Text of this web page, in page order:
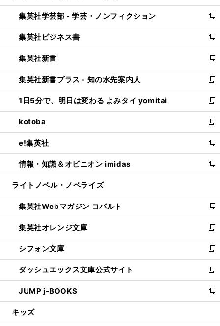
開
く
ウ
で
開
く
ン
ド
ウ
で
開
く
ウ
ィ
ン
ド
ウ
で
開
く
集英社学芸部 - 学芸・ノンフィクション
新
し
い
ウ
ィ
ン
ド
ウ
で
開
く
集英社ビジネス書
新
し
い
ウ
ィ
ン
ド
ウ
で
開
く
集英社新書
新
し
い
ウ
ィ
ン
ド
ウ
で
開
く
集英社新書プラス - 知の水先案内人
新
し
い
ウ
ィ
ン
ド
ウ
で
開
1日5分で、明日は変わる よみタイ yomitai
新
し
い
ウ
ィ
ン
ド
ウ
開
く
kotoba
新
し
い
ウ
ィ
ン
ウ
で
開
く
e!集英社
新
し
い
ウ
ン
ド
ウ
で
開
く
情報・知識＆オピニオン imidas
新
し
ウ
ィ
ン
ド
ウ
で
開
く
ライトノベル・ノベライズ
集英社Webマガジン コバルト
新
し
い
ウ
ィ
ン
ド
ウ
で
開
集英社オレンジ文庫
新
し
い
ウ
ィ
ン
ド
ウ
開
シフォン文庫
新
し
い
ウ
ィ
ン
ウ
ダッシュエックス文庫公式サイト
新
し
い
ウ
ン
JUMP j-BOOKS
新
し
ウ
キッズ